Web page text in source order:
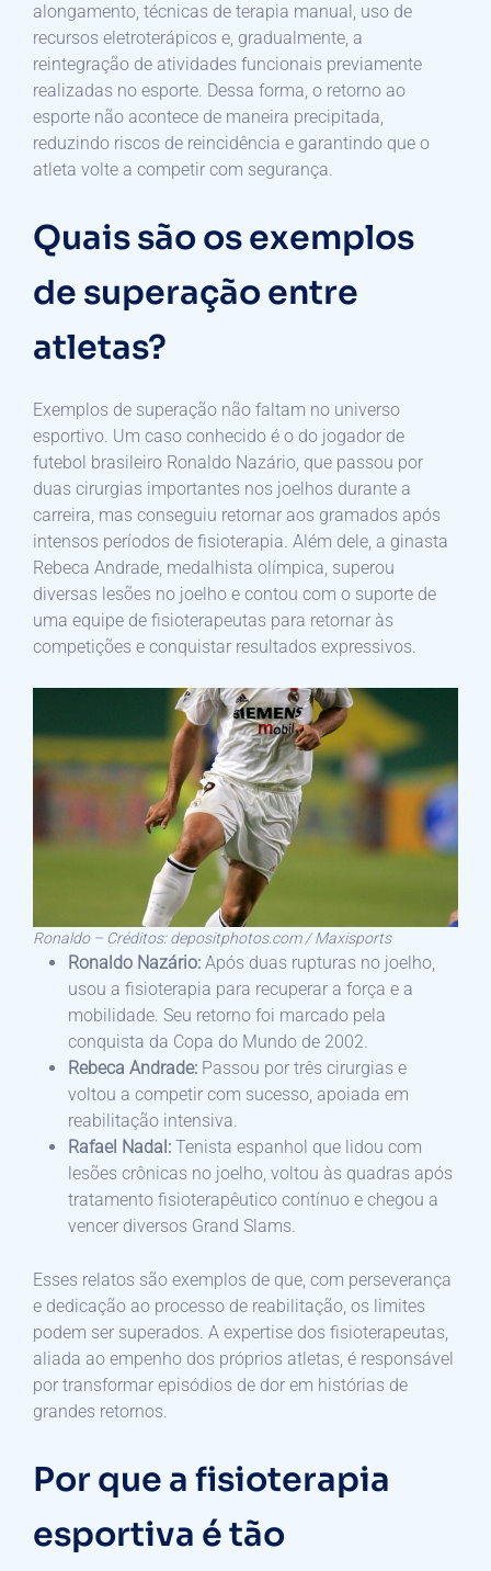
alongamento, técnicas de terapia manual, uso de
recursos eletroterápicos e, gradualmente, a
reintegração de atividades funcionais previamente
realizadas no esporte. Dessa forma, o retorno ao
esporte não acontece de maneira precipitada,
reduzindo riscos de reincidência e garantindo que o
atleta volte a competir com segurança.
Quais são os exemplos
de superação entre
atletas?
Exemplos de superação não faltam no universo
esportivo. Um caso conhecido é o do jogador de
futebol brasileiro Ronaldo Nazário, que passou por
duas cirurgias importantes nos joelhos durante a
carreira, mas conseguiu retornar aos gramados após
intensos períodos de fisioterapia. Além dele, a ginasta
Rebeca Andrade, medalhista olímpica, superou
diversas lesões no joelho e contou com o suporte de
uma equipe de fisioterapeutas para retornar às
competições e conquistar resultados expressivos.
Ronaldo – Créditos: depositphotos.com / Maxisports
Ronaldo Nazário: Após duas rupturas no joelho,
usou a fisioterapia para recuperar a força e a
mobilidade. Seu retorno foi marcado pela
conquista da Copa do Mundo de 2002.
Rebeca Andrade: Passou por três cirurgias e
voltou a competir com sucesso, apoiada em
reabilitação intensiva.
Rafael Nadal: Tenista espanhol que lidou com
lesões crônicas no joelho, voltou às quadras após
tratamento fisioterapêutico contínuo e chegou a
vencer diversos Grand Slams.
Esses relatos são exemplos de que, com perseverança
e dedicação ao processo de reabilitação, os limites
podem ser superados. A expertise dos fisioterapeutas,
aliada ao empenho dos próprios atletas, é responsável
por transformar episódios de dor em histórias de
grandes retornos.
Por que a fisioterapia
esportiva é tão